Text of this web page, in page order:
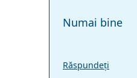
Numai bine
Răspundeți